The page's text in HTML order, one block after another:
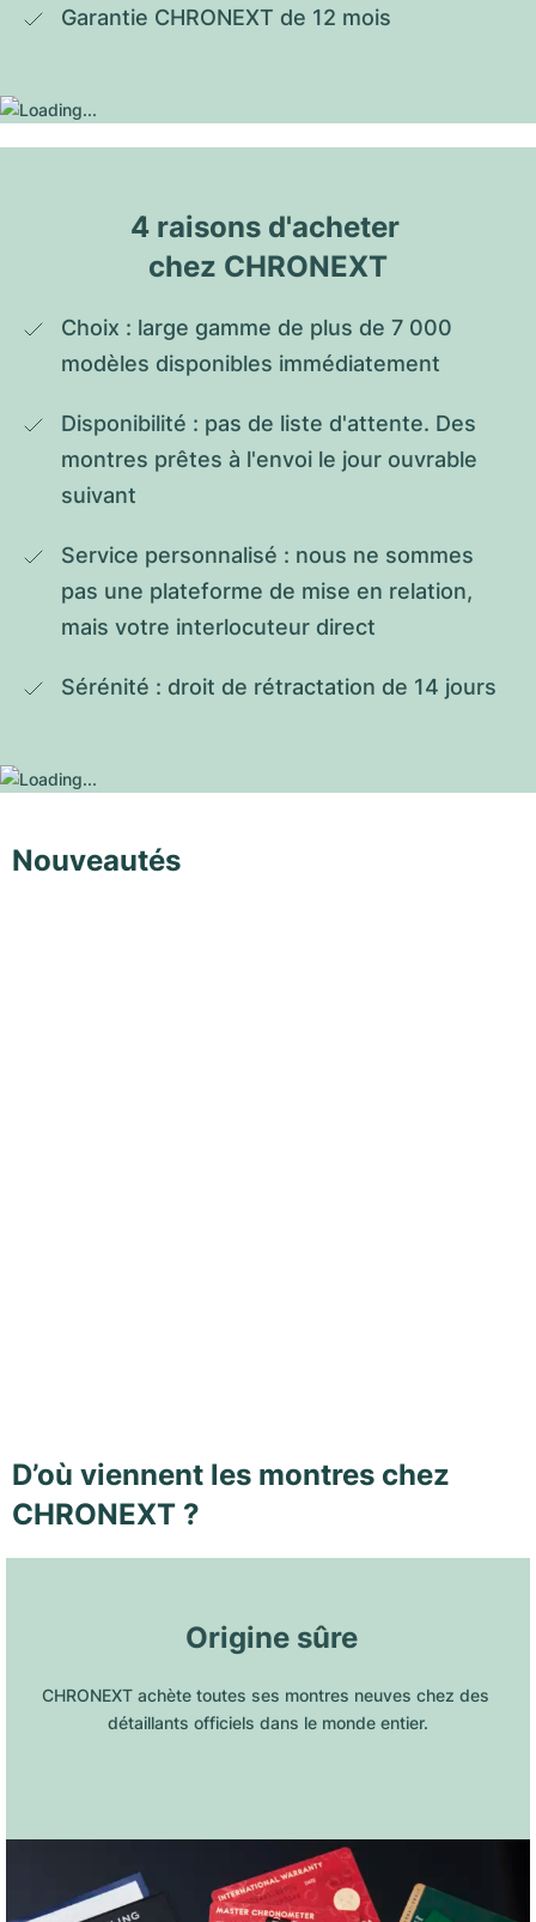
Garantie CHRONEXT de 12 mois
4 raisons d'acheter
chez CHRONEXT
Choix : large gamme de plus de 7 000
modèles disponibles immédiatement
Disponibilité : pas de liste d'attente. Des
montres prêtes à l'envoi le jour ouvrable
suivant
Service personnalisé : nous ne sommes
pas une plateforme de mise en relation,
mais votre interlocuteur direct
Sérénité : droit de rétractation de 14 jours
Nouveautés
D’où viennent les montres chez
CHRONEXT ?
Origine sûre
CHRONEXT achète toutes ses montres neuves chez des
détaillants officiels dans le monde entier.